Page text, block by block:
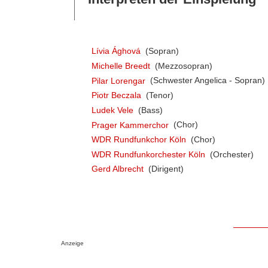
Lívia Ághová (Sopran)
Michelle Breedt (Mezzosopran)
Pilar Lorengar (Schwester Angelica - Sopran)
Piotr Beczala (Tenor)
Ludek Vele (Bass)
Prager Kammerchor (Chor)
WDR Rundfunkchor Köln
(Chor)
WDR Rundfunkorchester Köln
(Orchester)
Gerd Albrecht (Dirigent)
Anzeige